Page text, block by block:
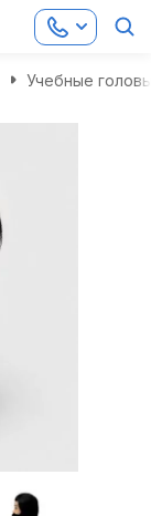
Учебные